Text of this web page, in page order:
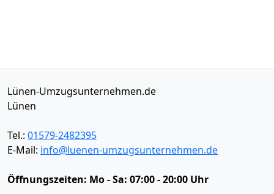
Lünen-Umzugsunternehmen.de
Lünen
Tel.: 01579-2482395
E-Mail: info@luenen-umzugsunternehmen.de
Öffnungszeiten: Mo - Sa: 07:00 - 20:00 Uhr